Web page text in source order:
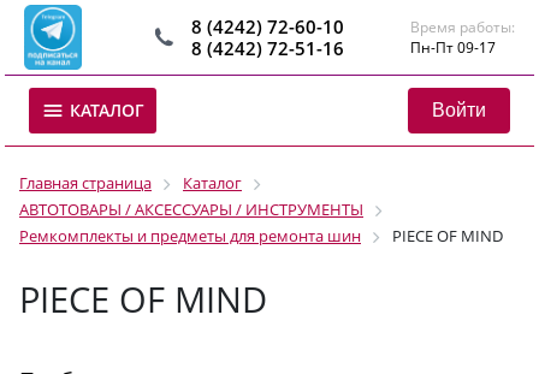
8 (4242) 72-60-10
8 (4242) 72-51-16
Время работы:
Пн-Пт 09-17
КАТАЛОГ Войти
Главная страница
Каталог
АВТОТОВАРЫ / АКСЕССУАРЫ / ИНСТРУМЕНТЫ
Ремкомплекты и предметы для ремонта шин
PIECE OF MIND
PIECE OF MIND